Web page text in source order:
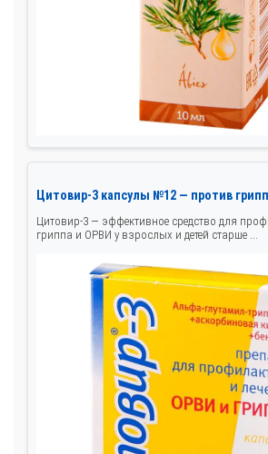
Цитовир-3 капсулы №12 — против
Цитовир-3 — эффективное средство для
гриппа и ОРВИ у взрослых и детей старше ...